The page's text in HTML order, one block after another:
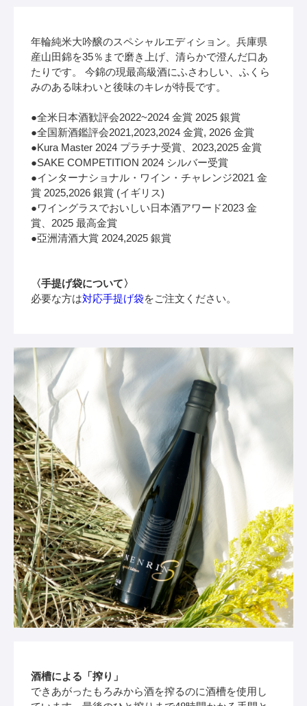
年輪純米大吟醸のスペシャルエディション。兵庫県
産山田錦を35％まで磨き上げ、清らかで澄んだ口あ
たりです。 今錦の現最高級酒にふさわしい、ふくら
みのある味わいと後味のキレが特長です。
●全米日本酒歓評会2022~2024 金賞 2025 銀賞
●全国新酒鑑評会2021,2023,2024 金賞, 2026 金賞
●Kura Master 2024 プラチナ受賞、2023,2025 金賞
●SAKE COMPETITION 2024 シルバー受賞
●インターナショナル・ワイン・チャレンジ2021 金
賞 2025,2026 銀賞 (イギリス)
●ワイングラスでおいしい日本酒アワード2023 金
賞、2025 最高金賞
●亞洲清酒大賞 2024,2025 銀賞
〈手提げ袋について〉
必要な方は対応手提げ袋をご注文ください。
酒槽による「搾り」
できあがったもろみから酒を搾るのに酒槽を使用し